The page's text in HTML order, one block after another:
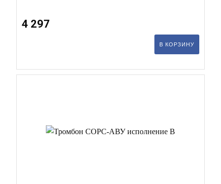
4 297
В КОРЗИНУ